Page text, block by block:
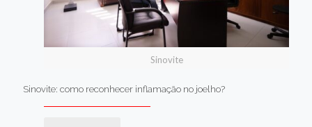
Sinovite
Sinovite: como reconhecer inflamação no joelho?